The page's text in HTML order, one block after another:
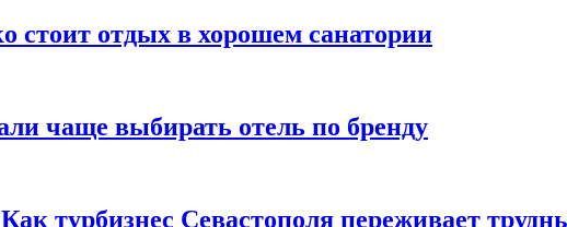
стоит отдых в хорошем санатории
чаще выбирать отель по бренду
турбизнес Севастополя переживает